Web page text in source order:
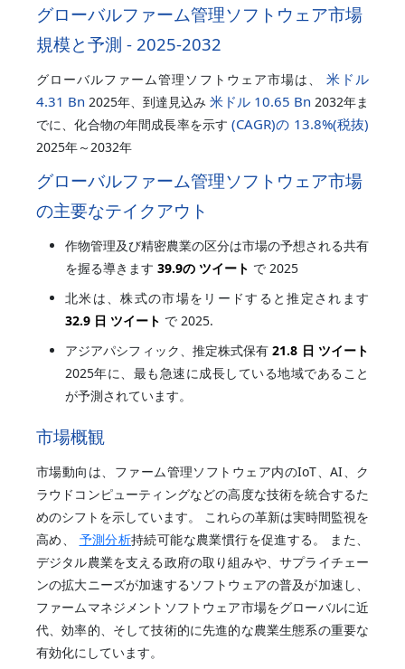
グローバルファーム管理ソフトウェア市場
規模と予測 - 2025-2032
グローバルファーム管理ソフトウェア市場は、 米ドル
4.31 Bn 2025年、到達見込み 米ドル 10.65 Bn 2032年ま
でに、化合物の年間成長率を示す(CAGR)の 13.8%(税抜)
2025年～2032年
グローバルファーム管理ソフトウェア市場
の主要なテイクアウト
作物管理及び精密農業の区分は市場の予想される共有
を握る導きます 39.9の ツイート で 2025
北米は、株式の市場をリードすると推定されます
32.9 日 ツイート で 2025.
アジアパシフィック、推定株式保有21.8 日 ツイート
2025年に、最も急速に成長している地域であること
が予測されています。
市場概観
市場動向は、ファーム管理ソフトウェア内のIoT、AI、ク
ラウドコンピューティングなどの高度な技術を統合するた
めのシフトを示しています。 これらの革新は実時間監視を
高め、 予測分析持続可能な農業慣行を促進する。 また、
デジタル農業を支える政府の取り組みや、サプライチェー
ンの拡大ニーズが加速するソフトウェアの普及が加速し、
ファームマネジメントソフトウェア市場をグローバルに近
代、効率的、そして技術的に先進的な農業生態系の重要な
有効化にしています。